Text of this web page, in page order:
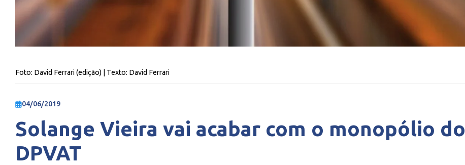
Foto: David Ferrari (edição) | Texto: David Ferrari
04/06/2019
Solange Vieira vai acabar com o monopólio do
DPVAT